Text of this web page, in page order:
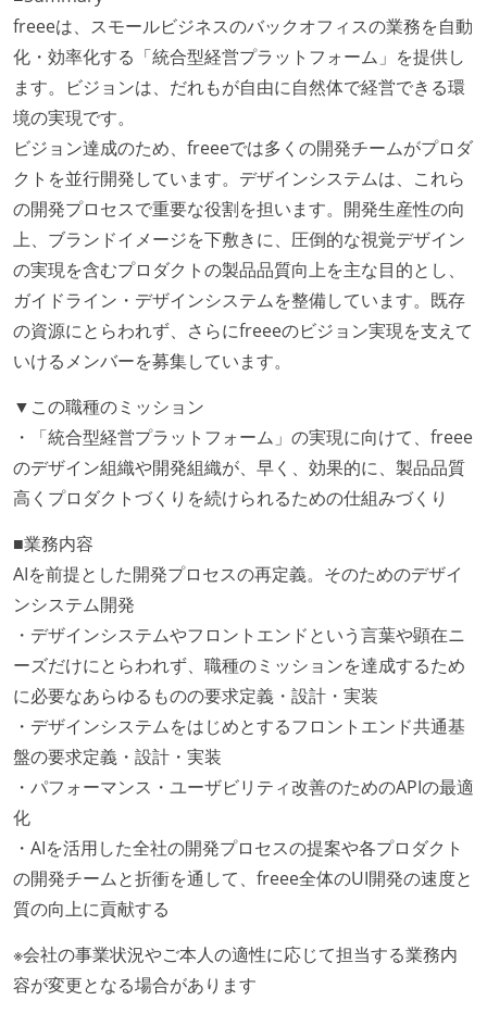
freeeは、スモールビジネスのバックオフィスの業務を自動
化・効率化する「統合型経営プラットフォーム」を提供し
ます。ビジョンは、だれもが自由に自然体で経営できる環
境の実現です。
ビジョン達成のため、freeeでは多くの開発チームがプロダ
クトを並行開発しています。デザインシステムは、これら
の開発プロセスで重要な役割を担います。開発生産性の向
上、ブランドイメージを下敷きに、圧倒的な視覚デザイン
の実現を含むプロダクトの製品品質向上を主な目的とし、
ガイドライン・デザインシステムを整備しています。既存
の資源にとらわれず、さらにfreeeのビジョン実現を支えて
いけるメンバーを募集しています。
▼この職種のミッション
・「統合型経営プラットフォーム」の実現に向けて、freee
のデザイン組織や開発組織が、早く、効果的に、製品品質
高くプロダクトづくりを続けられるための仕組みづくり
■業務内容
AIを前提とした開発プロセスの再定義。そのためのデザイ
ンシステム開発
・デザインシステムやフロントエンドという言葉や顕在ニ
ーズだけにとらわれず、職種のミッションを達成するため
に必要なあらゆるものの要求定義・設計・実装
・デザインシステムをはじめとするフロントエンド共通基
盤の要求定義・設計・実装
・パフォーマンス・ユーザビリティ改善のためのAPIの最適
化
・AIを活用した全社の開発プロセスの提案や各プロダクト
の開発チームと折衝を通して、freee全体のUI開発の速度と
質の向上に貢献する
※会社の事業状況やご本人の適性に応じて担当する業務内
容が変更となる場合があります